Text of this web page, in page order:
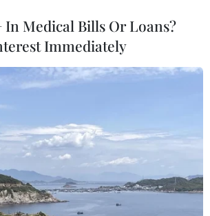
Quốc./.
(TTXVN/Vietnam+)
In Medical Bills Or Loans?
Immediately